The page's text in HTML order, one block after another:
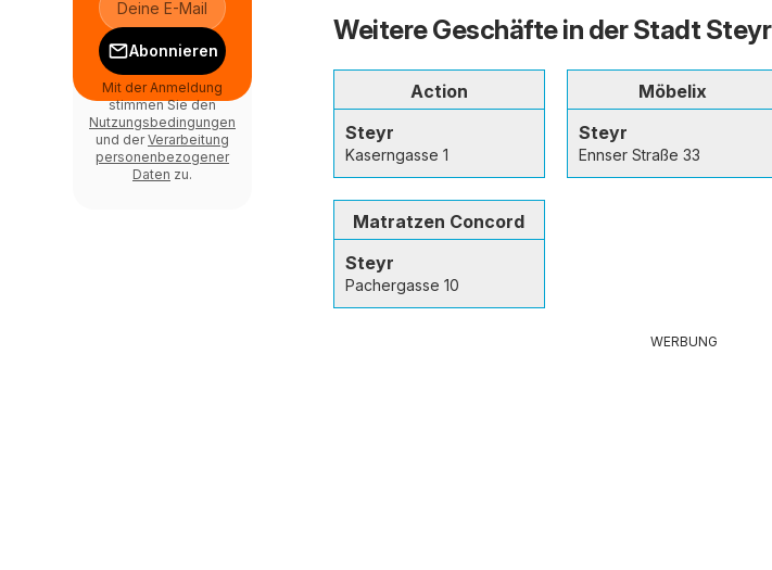
Weitere Geschäfte in der Stadt Steyr
Action
Steyr
Kaserngasse 1
Möbelix
Steyr
Ennser Straße 33
Matratzen Concord
Steyr
Pachergasse 10
WERBUNG
Abonnieren
Mit der Anmeldung
stimmen Sie den
Nutzungsbedingungen
und derVerarbeitung
personenbezogener
Daten zu.